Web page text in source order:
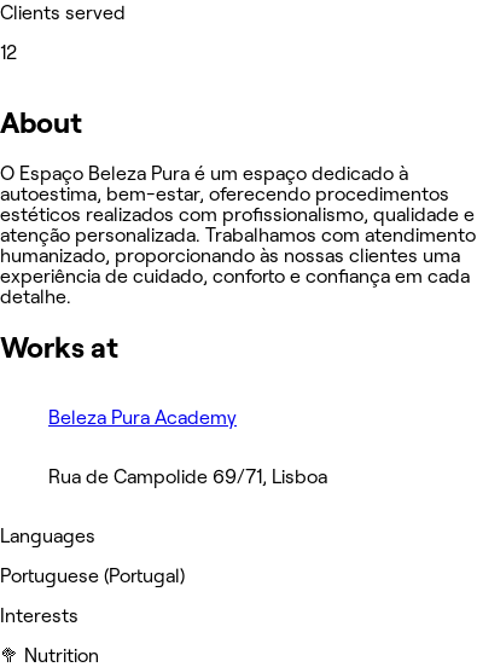
Clients served
12
About
O Espaço Beleza Pura é um espaço dedicado à
autoestima, bem-estar, oferecendo procedimentos
estéticos realizados com profissionalismo, qualidade e
atenção personalizada. Trabalhamos com atendimento
humanizado, proporcionando às nossas clientes uma
experiência de cuidado, conforto e confiança em cada
detalhe.
Works at
Beleza Pura Academy
Rua de Campolide 69/71, Lisboa
Languages
Portuguese (Portugal)
Interests
🥦 Nutrition